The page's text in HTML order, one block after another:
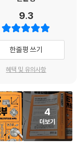
의 경우 1993년에 1개로
가 넘는 ETF가 거래되고
계 기준 7,700개 이상의
했듯이 주식은 물론이고
으로 거의 모든 자산에 투
9.3
한줄평 쓰기
혜택 및 유의사항
4
더보기